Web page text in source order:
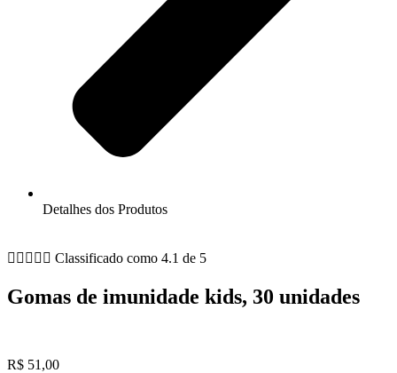
Detalhes dos Produtos
     Classificado como 4.1 de 5
Gomas de imunidade kids, 30 unidades
R$ 51,00